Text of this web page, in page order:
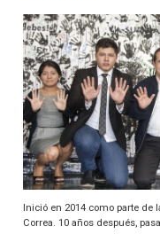
Inició en 2014 como parte de
Correa. 10 años después,